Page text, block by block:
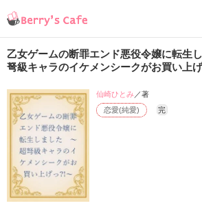
乙女ゲームの断罪エンド悪役令嬢に転生
弩級キャラのイケメンシークがお買い上
恋愛(純愛) 完
仙崎ひとみ／著